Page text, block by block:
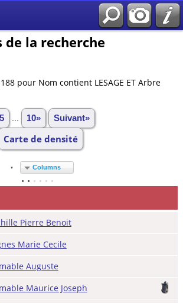
de la recherche
pour Nom contient LESAGE ET Arbre
5 10» Suivant»
Carte de densité
Columns
Pierre Benoit
Marie Cecile
Auguste
Maurice Joseph